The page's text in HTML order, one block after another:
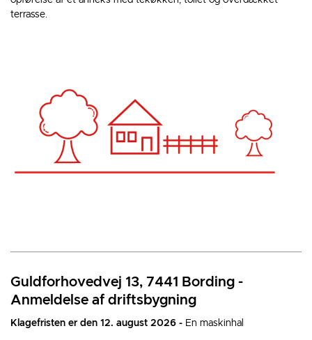
terrasse.
Guldforhovedvej 13, 7441 Bording -
Anmeldelse af driftsbygning
Klagefristen er den 12. august 2026 - En maskinhal